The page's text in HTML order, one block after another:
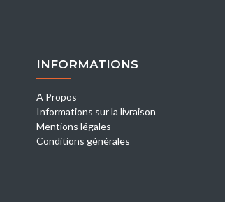
INFORMATIONS
A Propos
Informations sur la livraison
Mentions légales
Conditions générales